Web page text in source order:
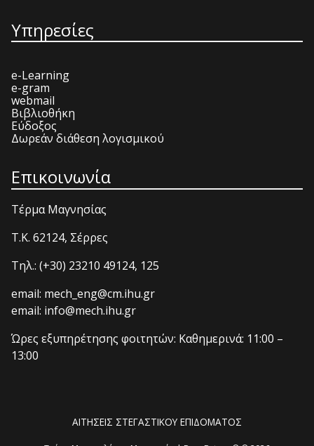
Υπηρεσίες
e-Learning
e-gram
webmail
Βιβλιοθήκη
Εύδοξος
Δωρεάν διάθεση λογισμικού
Επικοινωνία
Τέρμα Μαγνησίας
T.K. 62124, Σέρρες
Τηλ.: (+30) 23210 49124, 125
email: mech_eng@cm.ihu.gr
email: info@mech.ihu.gr
Ώρες εξυπηρέτησης φοιτητών: Καθημερινά: 11:00 –
13:00
ΑΙΤΗΣΕΙΣ ΣΤΕΓΑΣΤΙΚΟΥ ΕΠΙΔΟΜΑΤΟΣ